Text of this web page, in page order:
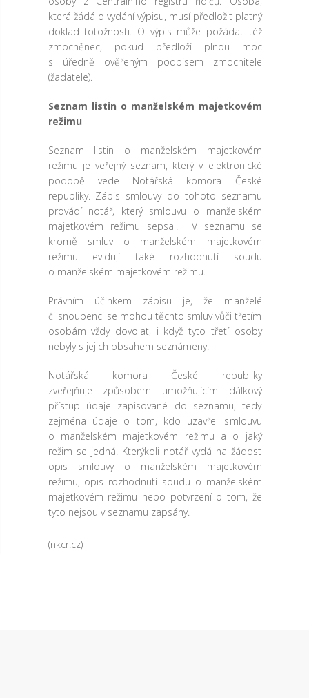
která žádá o vydání výpisu, musí předložit platný
doklad totožnosti. O výpis může požádat též
zmocněnec, pokud předloží plnou moc
s úředně ověřeným podpisem zmocnitele
(žadatele).
Seznam listin o manželském majetkovém
režimu
Seznam listin o manželském majetkovém
režimu je veřejný seznam, který v elektronické
podobě vede Notářská komora České
republiky. Zápis smlouvy do tohoto seznamu
provádí notář, který smlouvu o manželském
majetkovém režimu sepsal. V seznamu se
kromě smluv o manželském majetkovém
režimu evidují také rozhodnutí soudu
o manželském majetkovém režimu.
Právním účinkem zápisu je, že manželé
či snoubenci se mohou těchto smluv vůči třetím
osobám vždy dovolat, i když tyto třetí osoby
nebyly s jejich obsahem seznámeny.
Notářská komora České republiky
zveřejňuje způsobem umožňujícím dálkový
přístup údaje zapisované do seznamu, tedy
zejména údaje o tom, kdo uzavřel smlouvu
o manželském majetkovém režimu a o jaký
režim se jedná. Kterýkoli notář vydá na žádost
opis smlouvy o manželském majetkovém
režimu, opis rozhodnutí soudu o manželském
majetkovém režimu nebo potvrzení o tom, že
tyto nejsou v seznamu zapsány.
(nkcr.cz)